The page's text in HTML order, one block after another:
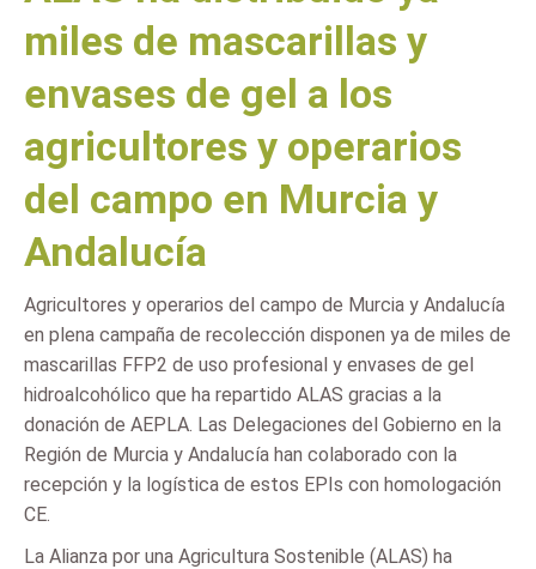
miles de mascarillas y
envases de gel a los
agricultores y operarios
del campo en Murcia y
Andalucía
Agricultores y operarios del campo de Murcia y Andalucía
en plena campaña de recolección disponen ya de miles de
mascarillas FFP2 de uso profesional y envases de gel
hidroalcohólico que ha repartido ALAS gracias a la
donación de AEPLA. Las Delegaciones del Gobierno en la
Región de Murcia y Andalucía han colaborado con la
recepción y la logística de estos EPIs con homologación
CE.
La Alianza por una Agricultura Sostenible (ALAS) ha